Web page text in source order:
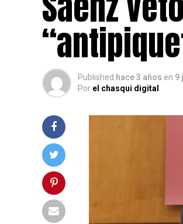
Published hace 3 años en 9
Por el chasqui digital